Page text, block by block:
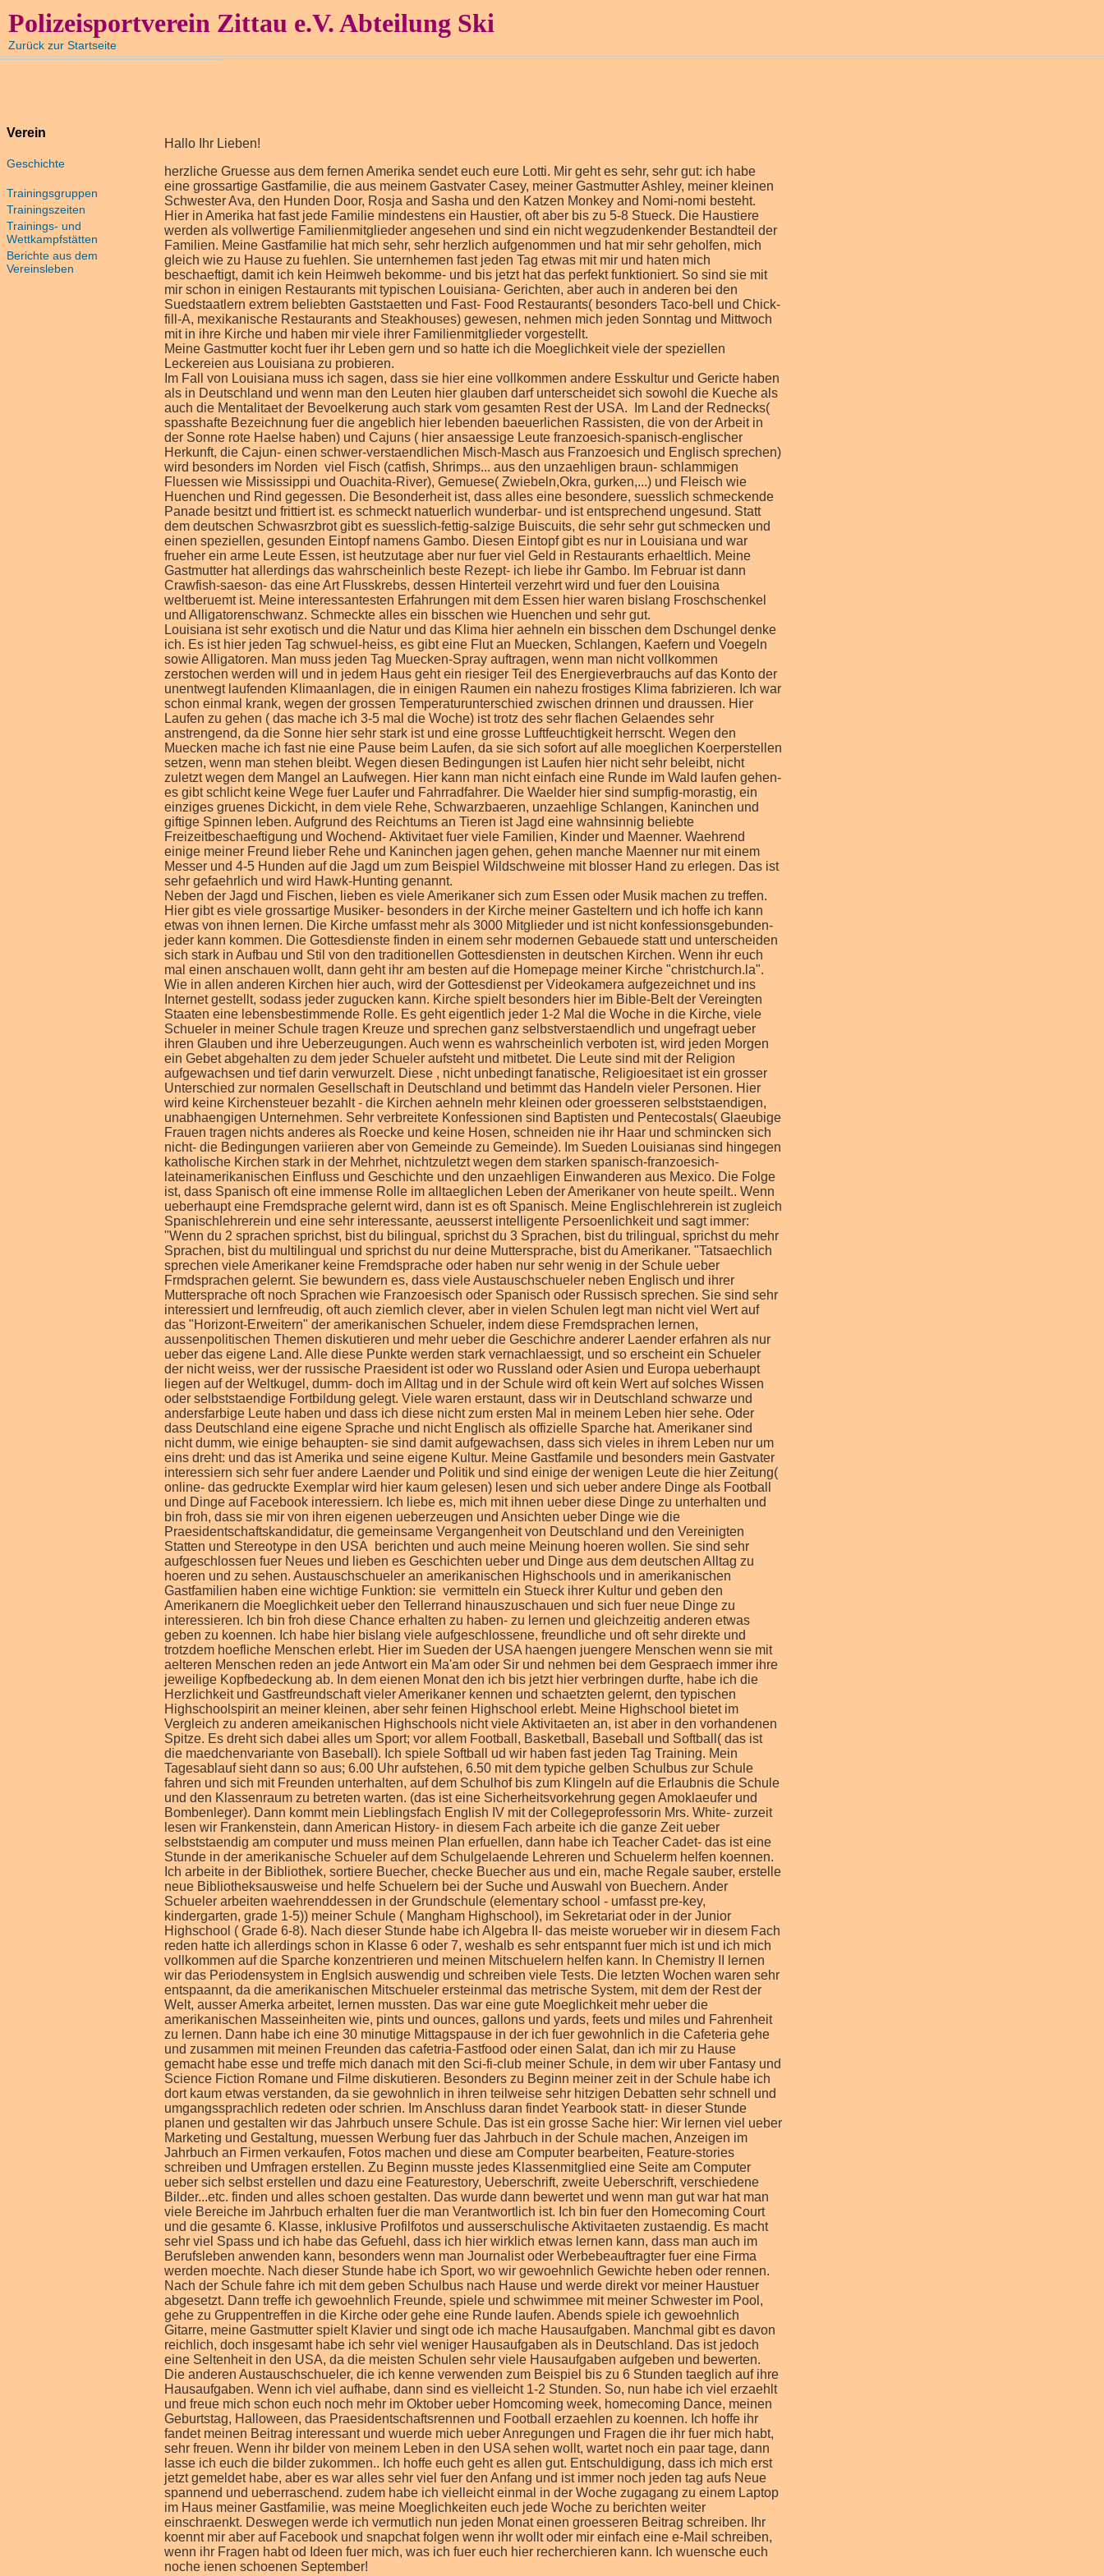
Hallo Ihr Lieben!
herzliche Gruesse aus dem fernen Amerika sendet euch eure Lotti. Mir geht es sehr, sehr gut: ich habe
eine grossartige Gastfamilie, die aus meinem Gastvater Casey, meiner Gastmutter Ashley, meiner kleinen
Schwester Ava, den Hunden Door, Rosja and Sasha und den Katzen Monkey and Nomi-nomi besteht.
Hier in Amerika hat fast jede Familie mindestens ein Haustier, oft aber bis zu 5-8 Stueck. Die Haustiere
werden als vollwertige Familienmitglieder angesehen und sind ein nicht wegzudenkender Bestandteil der
Familien. Meine Gastfamilie hat mich sehr, sehr herzlich aufgenommen und hat mir sehr geholfen, mich
gleich wie zu Hause zu fuehlen. Sie unternhemen fast jeden Tag etwas mit mir und haten mich
beschaeftigt, damit ich kein Heimweh bekomme- und bis jetzt hat das perfekt funktioniert. So sind sie mit
mir schon in einigen Restaurants mit typischen Louisiana- Gerichten, aber auch in anderen bei den
Suedstaatlern extrem beliebten Gaststaetten und Fast- Food Restaurants( besonders Taco-bell und Chick-
fill-A, mexikanische Restaurants and Steakhouses) gewesen, nehmen mich jeden Sonntag und Mittwoch
mit in ihre Kirche und haben mir viele ihrer Familienmitglieder vorgestellt.
Meine Gastmutter kocht fuer ihr Leben gern und so hatte ich die Moeglichkeit viele der speziellen
Leckereien aus Louisiana zu probieren.
Im Fall von Louisiana muss ich sagen, dass sie hier eine vollkommen andere Esskultur und Gericte haben
als in Deutschland und wenn man den Leuten hier glauben darf unterscheidet sich sowohl die Kueche als
auch die Mentalitaet der Bevoelkerung auch stark vom gesamten Rest der USA. Im Land der Rednecks(
spasshafte Bezeichnung fuer die angeblich hier lebenden baeuerlichen Rassisten, die von der Arbeit in
der Sonne rote Haelse haben) und Cajuns ( hier ansaessige Leute franzoesich-spanisch-englischer
Herkunft, die Cajun- einen schwer-verstaendlichen Misch-Masch aus Franzoesich und Englisch sprechen)
wird besonders im Norden viel Fisch (catfish, Shrimps... aus den unzaehligen braun- schlammigen
Fluessen wie Mississippi und Ouachita-River), Gemuese( Zwiebeln,Okra, gurken,...) und Fleisch wie
Huenchen und Rind gegessen. Die Besonderheit ist, dass alles eine besondere, suesslich schmeckende
Panade besitzt und frittiert ist. es schmeckt natuerlich wunderbar- und ist entsprechend ungesund. Statt
dem deutschen Schwasrzbrot gibt es suesslich-fettig-salzige Buiscuits, die sehr sehr gut schmecken und
einen speziellen, gesunden Eintopf namens Gambo. Diesen Eintopf gibt es nur in Louisiana und war
frueher ein arme Leute Essen, ist heutzutage aber nur fuer viel Geld in Restaurants erhaeltlich. Meine
Gastmutter hat allerdings das wahrscheinlich beste Rezept- ich liebe ihr Gambo. Im Februar ist dann
Crawfish-saeson- das eine Art Flusskrebs, dessen Hinterteil verzehrt wird und fuer den Louisina
weltberuemt ist. Meine interessantesten Erfahrungen mit dem Essen hier waren bislang Froschschenkel
und Alligatorenschwanz. Schmeckte alles ein bisschen wie Huenchen und sehr gut.
Louisiana ist sehr exotisch und die Natur und das Klima hier aehneln ein bisschen dem Dschungel denke
ich. Es ist hier jeden Tag schwuel-heiss, es gibt eine Flut an Muecken, Schlangen, Kaefern und Voegeln
sowie Alligatoren. Man muss jeden Tag Muecken-Spray auftragen, wenn man nicht vollkommen
zerstochen werden will und in jedem Haus geht ein riesiger Teil des Energieverbrauchs auf das Konto der
unentwegt laufenden Klimaanlagen, die in einigen Raumen ein nahezu frostiges Klima fabrizieren. Ich war
schon einmal krank, wegen der grossen Temperaturunterschied zwischen drinnen und draussen. Hier
Laufen zu gehen ( das mache ich 3-5 mal die Woche) ist trotz des sehr flachen Gelaendes sehr
anstrengend, da die Sonne hier sehr stark ist und eine grosse Luftfeuchtigkeit herrscht. Wegen den
Muecken mache ich fast nie eine Pause beim Laufen, da sie sich sofort auf alle moeglichen Koerperstellen
setzen, wenn man stehen bleibt. Wegen diesen Bedingungen ist Laufen hier nicht sehr beleibt, nicht
zuletzt wegen dem Mangel an Laufwegen. Hier kann man nicht einfach eine Runde im Wald laufen gehen-
es gibt schlicht keine Wege fuer Laufer und Fahrradfahrer. Die Waelder hier sind sumpfig-morastig, ein
einziges gruenes Dickicht, in dem viele Rehe, Schwarzbaeren, unzaehlige Schlangen, Kaninchen und
giftige Spinnen leben. Aufgrund des Reichtums an Tieren ist Jagd eine wahnsinnig beliebte
Freizeitbeschaeftigung und Wochend- Aktivitaet fuer viele Familien, Kinder und Maenner. Waehrend
einige meiner Freund lieber Rehe und Kaninchen jagen gehen, gehen manche Maenner nur mit einem
Messer und 4-5 Hunden auf die Jagd um zum Beispiel Wildschweine mit blosser Hand zu erlegen. Das ist
sehr gefaehrlich und wird Hawk-Hunting genannt.
Neben der Jagd und Fischen, lieben es viele Amerikaner sich zum Essen oder Musik machen zu treffen. Hier gibt es viele grossartige Musiker- besonders in der Kirche meiner Gasteltern und ich hoffe ich kann etwas von ihnen lernen. Die Kirche umfasst mehr als 3000 Mitglieder und ist nicht konfessionsgebunden- jeder kann kommen. Die Gottesdienste finden in einem sehr modernen Gebauede statt und unterscheiden sich stark in Aufbau und Stil von den traditionellen Gottesdiensten in deutschen Kirchen. Wenn ihr euch mal einen anschauen wollt, dann geht ihr am besten auf die Homepage meiner Kirche "christchurch.la". Wie in allen anderen Kirchen hier auch, wird der Gottesdienst per Videokamera aufgezeichnet und ins Internet gestellt, sodass jeder zugucken kann. Kirche spielt besonders hier im Bible-Belt der Vereingten Staaten eine lebensbestimmende Rolle. Es geht eigentlich jeder 1-2 Mal die Woche in die Kirche, viele Schueler in meiner Schule tragen Kreuze und sprechen ganz selbstverstaendlich und ungefragt ueber ihren Glauben und ihre Ueberzeugungen. Auch wenn es wahrscheinlich verboten ist, wird jeden Morgen ein Gebet abgehalten zu dem jeder Schueler aufsteht und mitbetet. Die Leute sind mit der Religion aufgewachsen und tief darin verwurzelt. Diese , nicht unbedingt fanatische, Religioesitaet ist ein grosser Unterschied zur normalen Gesellschaft in Deutschland und betimmt das Handeln vieler Personen. Hier wird keine Kirchensteuer bezahlt - die Kirchen aehneln mehr kleinen oder groesseren selbststaendigen, unabhaengigen Unternehmen. Sehr verbreitete Konfessionen sind Baptisten und Pentecostals( Glaeubige Frauen tragen nichts anderes als Roecke und keine Hosen, schneiden nie ihr Haar und schmincken sich nicht- die Bedingungen variieren aber von Gemeinde zu Gemeinde). Im Sueden Louisianas sind hingegen katholische Kirchen stark in der Mehrhet, nichtzuletzt wegen dem starken spanisch-franzoesich-lateinamerikanischen Einfluss und Geschichte und den unzaehligen Einwanderen aus Mexico. Die Folge ist, dass Spanisch oft eine immense Rolle im alltaeglichen Leben der Amerikaner von heute speilt.. Wenn ueberhaupt eine Fremdsprache gelernt wird, dann ist es oft Spanisch. Meine Englischlehrerein ist zugleich Spanischlehrerein und eine sehr interessante, aeusserst intelligente Persoenlichkeit und sagt immer: "Wenn du 2 sprachen sprichst, bist du bilingual, sprichst du 3 Sprachen, bist du trilingual, sprichst du mehr Sprachen, bist du multilingual und sprichst du nur deine Muttersprache, bist du Amerikaner. "Tatsaechlich sprechen viele Amerikaner keine Fremdsprache oder haben nur sehr wenig in der Schule ueber Frmdsprachen gelernt. Sie bewundern es, dass viele Austauschschueler neben Englisch und ihrer Muttersprache oft noch Sprachen wie Franzoesisch oder Spanisch oder Russisch sprechen. Sie sind sehr interessiert und lernfreudig, oft auch ziemlich clever, aber in vielen Schulen legt man nicht viel Wert auf das "Horizont-Erweitern" der amerikanischen Schueler, indem diese Fremdsprachen lernen, aussenpolitischen Themen diskutieren und mehr ueber die Geschichre anderer Laender erfahren als nur ueber das eigene Land. Alle diese Punkte werden stark vernachlaessigt, und so erscheint ein Schueler der nicht weiss, wer der russische Praesident ist oder wo Russland oder Asien und Europa ueberhaupt liegen auf der Weltkugel, dumm- doch im Alltag und in der Schule wird oft kein Wert auf solches Wissen oder selbststaendige Fortbildung gelegt. Viele waren erstaunt, dass wir in Deutschland schwarze und andersfarbige Leute haben und dass ich diese nicht zum ersten Mal in meinem Leben hier sehe. Oder dass Deutschland eine eigene Sprache und nicht Englisch als offizielle Sparche hat. Amerikaner sind nicht dumm, wie einige behaupten- sie sind damit aufgewachsen, dass sich vieles in ihrem Leben nur um eins dreht: und das ist Amerika und seine eigene Kultur. Meine Gastfamile und besonders mein Gastvater interessiern sich sehr fuer andere Laender und Politik und sind einige der wenigen Leute die hier Zeitung( online- das gedruckte Exemplar wird hier kaum gelesen) lesen und sich ueber andere Dinge als Football und Dinge auf Facebook interessiern. Ich liebe es, mich mit ihnen ueber diese Dinge zu unterhalten und bin froh, dass sie mir von ihren eigenen ueberzeugen und Ansichten ueber Dinge wie die Praesidentschaftskandidatur, die gemeinsame Vergangenheit von Deutschland und den Vereinigten Statten und Stereotype in den USA berichten und auch meine Meinung hoeren wollen. Sie sind sehr aufgeschlossen fuer Neues und lieben es Geschichten ueber und Dinge aus dem deutschen Alltag zu hoeren und zu sehen. Austauschschueler an amerikanischen Highschools und in amerikanischen Gastfamilien haben eine wichtige Funktion: sie vermitteln ein Stueck ihrer Kultur und geben den Amerikanern die Moeglichkeit ueber den Tellerrand hinauszuschauen und sich fuer neue Dinge zu interessieren. Ich bin froh diese Chance erhalten zu haben- zu lernen und gleichzeitig anderen etwas geben zu koennen. Ich habe hier bislang viele aufgeschlossene, freundliche und oft sehr direkte und trotzdem hoefliche Menschen erlebt. Hier im Sueden der USA haengen juengere Menschen wenn sie mit aelteren Menschen reden an jede Antwort ein Ma'am oder Sir und nehmen bei dem Gespraech immer ihre jeweilige Kopfbedeckung ab. In dem eienen Monat den ich bis jetzt hier verbringen durfte, habe ich die Herzlichkeit und Gastfreundschaft vieler Amerikaner kennen und schaetzten gelernt, den typischen Highschoolspirit an meiner kleinen, aber sehr feinen Highschool erlebt. Meine Highschool bietet im Vergleich zu anderen ameikanischen Highschools nicht viele Aktivitaeten an, ist aber in den vorhandenen Spitze. Es dreht sich dabei alles um Sport; vor allem Football, Basketball, Baseball und Softball( das ist die maedchenvariante von Baseball). Ich spiele Softball ud wir haben fast jeden Tag Training. Mein Tagesablauf sieht dann so aus; 6.00 Uhr aufstehen, 6.50 mit dem typiche gelben Schulbus zur Schule fahren und sich mit Freunden unterhalten, auf dem Schulhof bis zum Klingeln auf die Erlaubnis die Schule und den Klassenraum zu betreten warten. (das ist eine Sicherheitsvorkehrung gegen Amoklaeufer und Bombenleger). Dann kommt mein Lieblingsfach English IV mit der Collegeprofessorin Mrs. White- zurzeit lesen wir Frankenstein, dann American History- in diesem Fach arbeite ich die ganze Zeit ueber selbststaendig am computer und muss meinen Plan erfuellen, dann habe ich Teacher Cadet- das ist eine Stunde in der amerikanische Schueler auf dem Schulgelaende Lehreren und Schuelerm helfen koennen. Ich arbeite in der Bibliothek, sortiere Buecher, checke Buecher aus und ein, mache Regale sauber, erstelle neue Bibliotheksausweise und helfe Schuelern bei der Suche und Auswahl von Buechern. Ander Schueler arbeiten waehrenddessen in der Grundschule (elementary school - umfasst pre-key, kindergarten, grade 1-5)) meiner Schule ( Mangham Highschool), im Sekretariat oder in der Junior Highschool ( Grade 6-8). Nach dieser Stunde habe ich Algebra II- das meiste worueber wir in diesem Fach reden hatte ich allerdings schon in Klasse 6 oder 7, weshalb es sehr entspannt fuer mich ist und ich mich vollkommen auf die Sparche konzentrieren und meinen Mitschuelern helfen kann. In Chemistry II lernen wir das Periodensystem in Englsich auswendig und schreiben viele Tests. Die letzten Wochen waren sehr entspaannt, da die amerikanischen Mitschueler ersteinmal das metrische System, mit dem der Rest der Welt, ausser Amerka arbeitet, lernen mussten. Das war eine gute Moeglichkeit mehr ueber die amerikanischen Masseinheiten wie, pints und ounces, gallons und yards, feets und miles und Fahrenheit zu lernen. Dann habe ich eine 30 minutige Mittagspause in der ich fuer gewohnlich in die Cafeteria gehe und zusammen mit meinen Freunden das cafetria-Fastfood oder einen Salat, dan ich mir zu Hause gemacht habe esse und treffe mich danach mit den Sci-fi-club meiner Schule, in dem wir uber Fantasy und Science Fiction Romane und Filme diskutieren. Besonders zu Beginn meiner zeit in der Schule habe ich dort kaum etwas verstanden, da sie gewohnlich in ihren teilweise sehr hitzigen Debatten sehr schnell und umgangssprachlich redeten oder schrien. Im Anschluss daran findet Yearbook statt- in dieser Stunde planen und gestalten wir das Jahrbuch unsere Schule. Das ist ein grosse Sache hier: Wir lernen viel ueber Marketing und Gestaltung, muessen Werbung fuer das Jahrbuch in der Schule machen, Anzeigen im Jahrbuch an Firmen verkaufen, Fotos machen und diese am Computer bearbeiten, Feature-stories schreiben und Umfragen erstellen. Zu Beginn musste jedes Klassenmitglied eine Seite am Computer ueber sich selbst erstellen und dazu eine Featurestory, Ueberschrift, zweite Ueberschrift, verschiedene Bilder...etc. finden und alles schoen gestalten. Das wurde dann bewertet und wenn man gut war hat man viele Bereiche im Jahrbuch erhalten fuer die man Verantwortlich ist. Ich bin fuer den Homecoming Court und die gesamte 6. Klasse, inklusive Profilfotos und ausserschulische Aktivitaeten zustaendig. Es macht sehr viel Spass und ich habe das Gefuehl, dass ich hier wirklich etwas lernen kann, dass man auch im Berufsleben anwenden kann, besonders wenn man Journalist oder Werbebeauftragter fuer eine Firma werden moechte. Nach dieser Stunde habe ich Sport, wo wir gewoehnlich Gewichte heben oder rennen. Nach der Schule fahre ich mit dem geben Schulbus nach Hause und werde direkt vor meiner Haustuer abgesetzt. Dann treffe ich gewoehnlich Freunde, spiele und schwimmee mit meiner Schwester im Pool, gehe zu Gruppentreffen in die Kirche oder gehe eine Runde laufen. Abends spiele ich gewoehnlich Gitarre, meine Gastmutter spielt Klavier und singt ode ich mache Hausaufgaben. Manchmal gibt es davon reichlich, doch insgesamt habe ich sehr viel weniger Hausaufgaben als
Polizeisportverein Zittau e.V. Abteilung Ski
Zurück zur Startseite
Verein
Geschichte
Trainingsgruppen
Trainingszeiten
Trainings- und
Wettkampfstätten
Berichte aus dem
Vereinsleben